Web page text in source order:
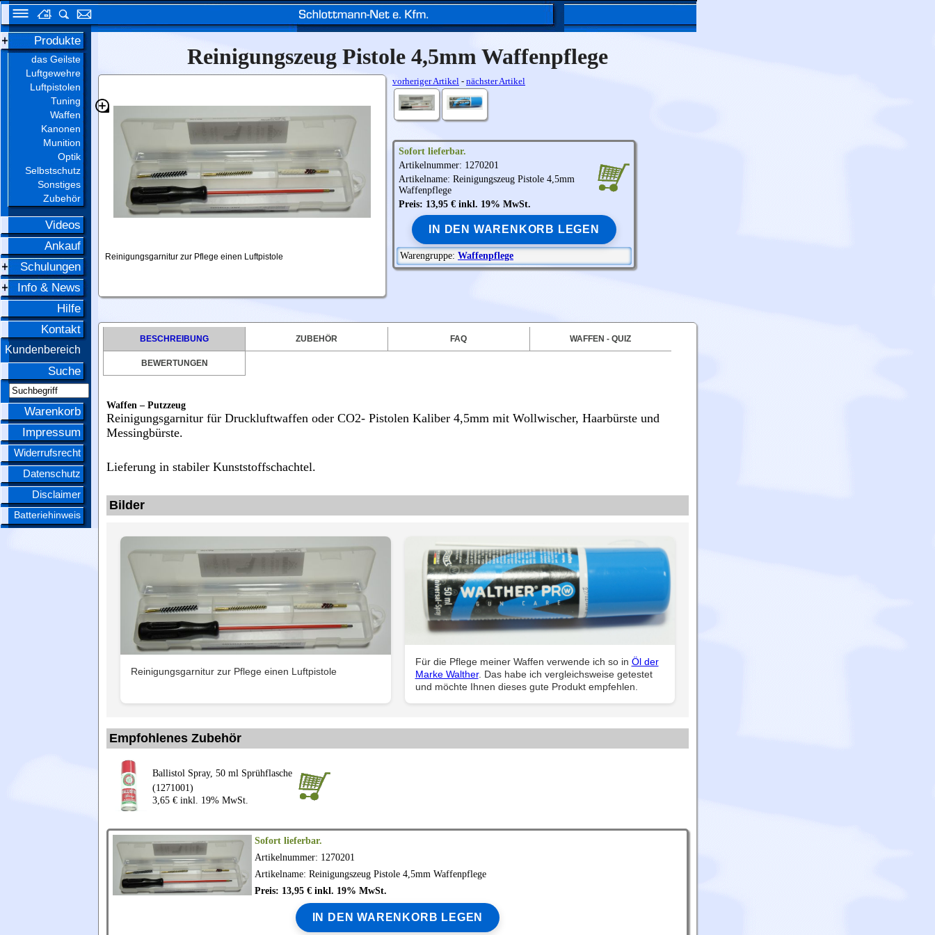
Produkte
das Geilste
Luftgewehre
Luftpistolen
Tuning
Waffen
Kanonen
Munition
Optik
Selbstschutz
Sonstiges
Zubehör
Videos
Ankauf
Schulungen
Info & News
Hilfe
Kontakt
Kundenbereich
Suche
Warenkorb
Impressum
Widerrufsrecht
Datenschutz
Disclaimer
Batteriehinweis
Reinigungszeug Pistole 4,5mm Waffenpflege
Reinigungsgarnitur zur Pflege einen Luftpistole
vorheriger Artikel - nächster Artikel
Sofort lieferbar.
Artikelnummer: 1270201
Artikelname: Reinigungszeug Pistole 4,5mm
Waffenpflege
Preis: 13,95 € inkl. 19% MwSt.
IN DEN WARENKORB LEGEN
Warengruppe: Waffenpflege
BESCHREIBUNG ZUBEHÖR FAQ WAFFEN - QUIZ
BEWERTUNGEN
Waffen – Putzzeug
Reinigungsgarnitur für Druckluftwaffen oder CO2- Pistolen Kaliber 4,5mm mit Wollwischer, Haarbürste und
Messingbürste.
Lieferung in stabiler Kunststoffschachtel.
Bilder
Reinigungsgarnitur zur Pflege einen Luftpistole
Für die Pflege meiner Waffen verwende ich so in Öl der
Marke Walther. Das habe ich vergleichsweise getestet
und möchte Ihnen dieses gute Produkt empfehlen.
Empfohlenes Zubehör
Ballistol Spray, 50 ml Sprühflasche
(1271001)
3,65 € inkl. 19% MwSt.
Sofort lieferbar.
Artikelnummer: 1270201
Artikelname: Reinigungszeug Pistole 4,5mm Waffenpflege
Preis: 13,95 € inkl. 19% MwSt.
IN DEN WARENKORB LEGEN